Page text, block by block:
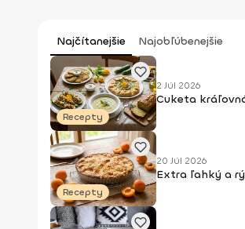
Najčítanejšie Najobľúbenejšie
Recepty
2 Júl 2026
Cuketa
Recepty
20 Júl 2026
Extra ľahký a